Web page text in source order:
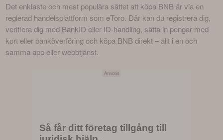
Det enklaste och mest populära sättet att köpa BNB är via en
reglerad handelsplattform som eToro. Där kan du registrera dig,
verifiera dig med BankID eller ID-handling, sätta in pengar med
kort eller banköverföring och köpa BNB direkt – allt i en och
samma app eller webbtjänst.